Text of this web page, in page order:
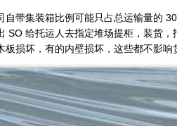
带集装箱比例可能只占总运输量的
SO 给托运人去指定堆场提柜，装货
损坏，有的内壁损坏，这些都不影响